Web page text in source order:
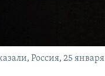
Россия, 25 января